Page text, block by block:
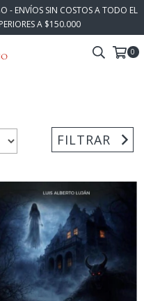
- ENVÍOS SIN COSTOS A TODO EL
A $150.000
0
FILTRAR